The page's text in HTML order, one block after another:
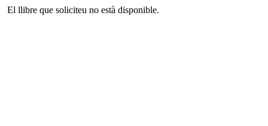
El llibre que soliciteu no està disponible.